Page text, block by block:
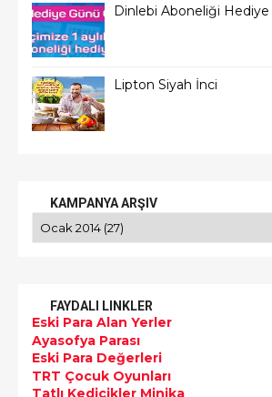
Dinlebi Aboneliği Hediye
Lipton Siyah İnci
KAMPANYA ARŞIV
FAYDALI LINKLER
Eski Para Alan Yerler
Ayasofya Parası
Eski Para Değerleri
TRT Çocuk Oyunları
Tatlı Kedicikler Minika